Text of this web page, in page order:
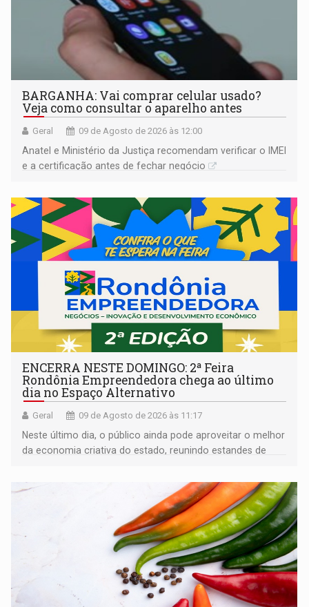
BARGANHA: Vai comprar celular usado?
Veja como consultar o aparelho antes
Geral 09 de Agosto de 2026 às 12:00
Anatel e Ministério da Justiça recomendam verificar o IMEI
e a certificação antes de fechar negócio
ENCERRA NESTE DOMINGO: 2ª Feira
Rondônia Empreendedora chega ao último
dia no Espaço Alternativo
Geral 09 de Agosto de 2026 às 11:17
Neste último dia, o público ainda pode aproveitar o melhor
da economia criativa do estado, reunindo estandes de